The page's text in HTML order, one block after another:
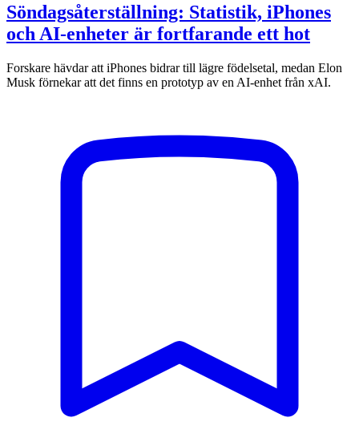
Söndagsåterställning: Statistik, iPhones
och AI-enheter är fortfarande ett hot
Forskare hävdar att iPhones bidrar till lägre födelsetal, medan Elon
Musk förnekar att det finns en prototyp av en AI-enhet från xAI.